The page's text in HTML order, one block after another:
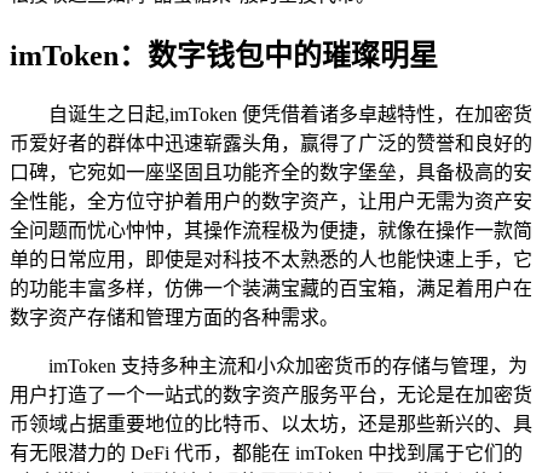
imToken：数字钱包中的璀璨明星
自诞生之日起,imToken 便凭借着诸多卓越特性，在加密货
币爱好者的群体中迅速崭露头角，赢得了广泛的赞誉和良好的
口碑，它宛如一座坚固且功能齐全的数字堡垒，具备极高的安
全性能，全方位守护着用户的数字资产，让用户无需为资产安
全问题而忧心忡忡，其操作流程极为便捷，就像在操作一款简
单的日常应用，即使是对科技不太熟悉的人也能快速上手，它
的功能丰富多样，仿佛一个装满宝藏的百宝箱，满足着用户在
数字资产存储和管理方面的各种需求。
imToken 支持多种主流和小众加密货币的存储与管理，为
用户打造了一个一站式的数字资产服务平台，无论是在加密货
币领域占据重要地位的比特币、以太坊，还是那些新兴的、具
有无限潜力的 DeFi 代币，都能在 imToken 中找到属于它们的